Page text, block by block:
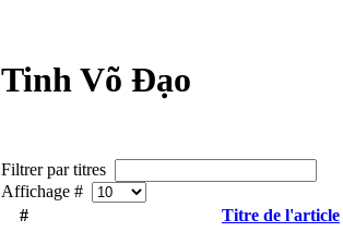
Tinh Võ Đạo
Filtrer par titres
Affichage #
#
Titre de l'article